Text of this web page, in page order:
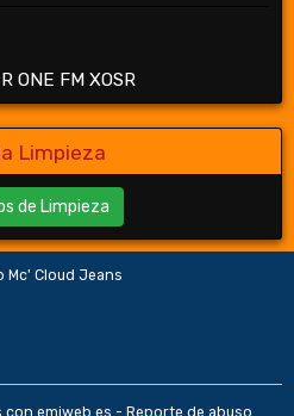
ONE FM XOSR
de Limpieza
Cloud Jeans